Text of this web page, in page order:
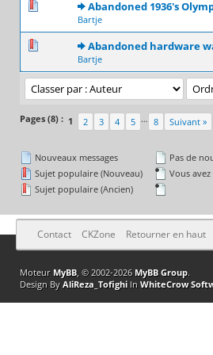
Abandoned 1936's
Bartje
0 Votes - 0 sur 5 en moyenne
12345
Abandoned hardware
Bartje
0 Votes - 0 sur 5 en moyenne
12345
Pages (8) : 1 2 3 4 5 … 8 Suivant »
Nouveaux messages
Sujet populaire (Nouveau)
Sujet populaire (Ancien)
Pas de
Vous
Contact CKZone Retourner en haut
Moteur MyBB, © 2002-2026 MyBB Group.
Design By AliReza_TofighiIn WhiteCrow